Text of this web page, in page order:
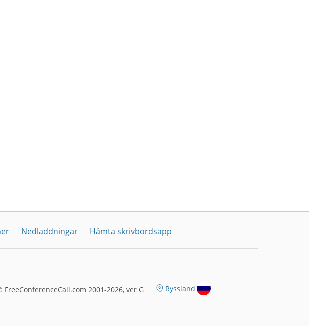
Nedladdningar Hämta skrivbordsapp
FreeConferenceCall.com 2001-2026, ver G Ryssland